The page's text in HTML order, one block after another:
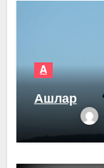
А
Ашлар